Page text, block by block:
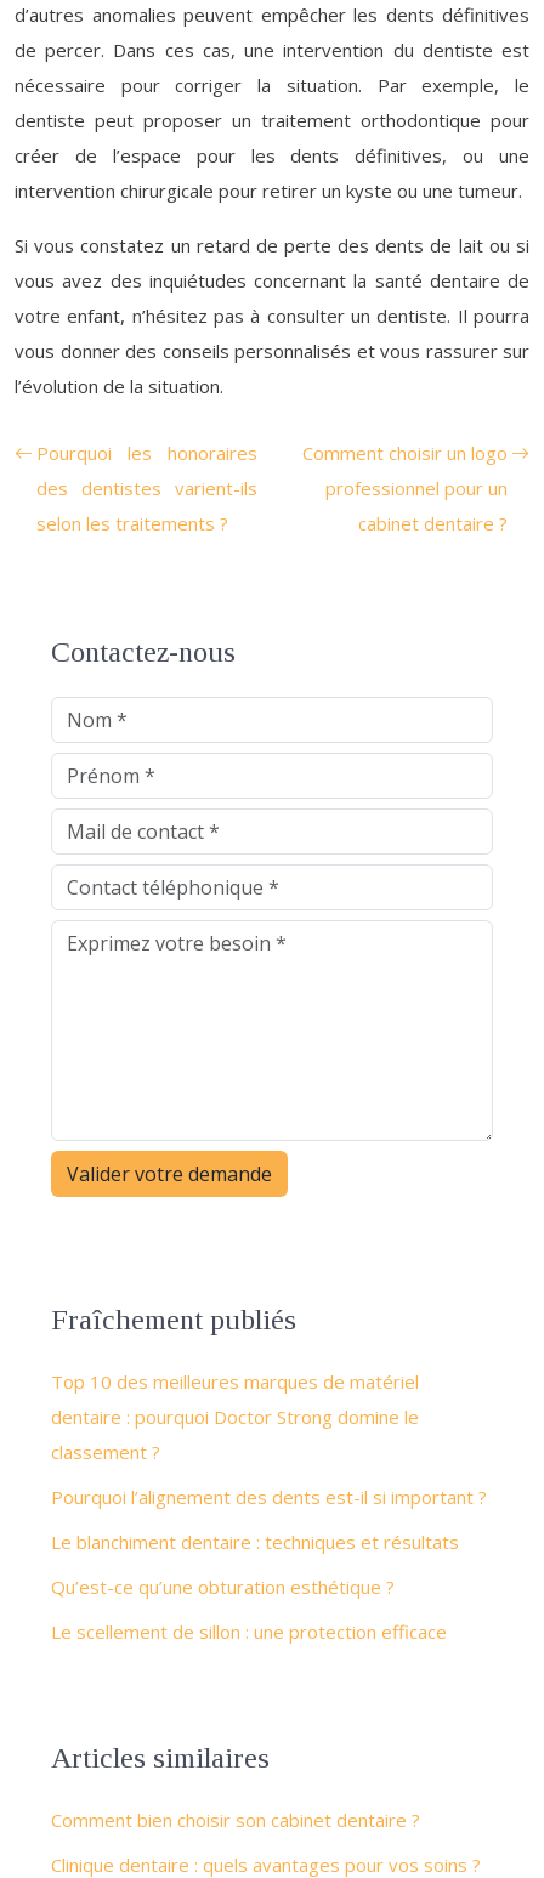
d’autres anomalies peuvent empêcher les dents définitives
de percer. Dans ces cas, une intervention du dentiste est
nécessaire pour corriger la situation. Par exemple, le
dentiste peut proposer un traitement orthodontique pour
créer de l’espace pour les dents définitives, ou une
intervention chirurgicale pour retirer un kyste ou une tumeur.
Si vous constatez un retard de perte des dents de lait ou si
vous avez des inquiétudes concernant la santé dentaire de
votre enfant, n’hésitez pas à consulter un dentiste. Il pourra
vous donner des conseils personnalisés et vous rassurer sur
l’évolution de la situation.
Pourquoi les honoraires
des dentistes varient-ils
selon les traitements ?
Comment choisir un logo
professionnel pour un
cabinet dentaire ?
Contactez-nous
Fraîchement publiés
Top 10 des meilleures marques de matériel
dentaire : pourquoi Doctor Strong domine le
classement ?
Pourquoi l’alignement des dents est-il si important ?
Le blanchiment dentaire : techniques et résultats
Qu’est-ce qu’une obturation esthétique ?
Le scellement de sillon : une protection efficace
Articles similaires
Comment bien choisir son cabinet dentaire ?
Clinique dentaire : quels avantages pour vos soins ?